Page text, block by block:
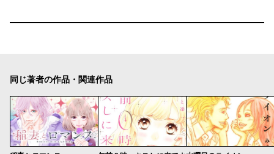
同じ著者の作品・関連作品